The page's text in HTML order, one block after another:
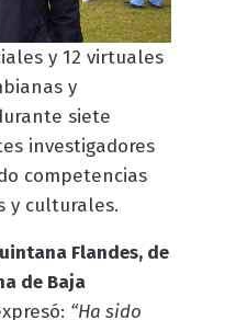
y 12 virtuales
y
siete
investigadores
competencias
y culturales.
Flandes, de
de Baja
“Ha sido